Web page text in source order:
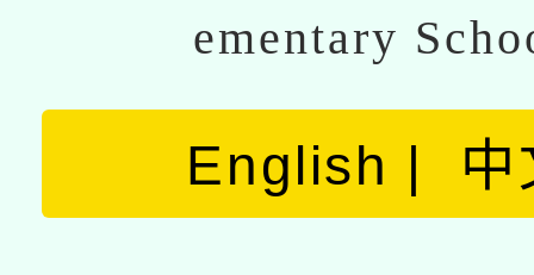
ementary
English 中